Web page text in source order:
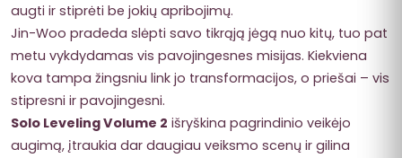
augti ir stiprėti be jokių apribojimų.
Jin-Woo pradeda slėpti savo tikrąją jėgą nuo kitų, tuo pat
metu vykdydamas vis pavojingesnes misijas. Kiekviena
kova tampa žingsniu link jo transformacijos, o priešai – vis
stipresni ir pavojingesni.
Solo Leveling Volume 2 išryškina pagrindinio veikėjo
augimą, įtraukia dar daugiau veiksmo scenų ir gilina